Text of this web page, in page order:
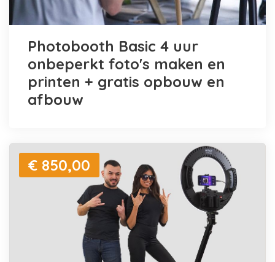
Photobooth Basic 4 uur
onbeperkt foto's maken en
printen + gratis opbouw en
afbouw
€ 850,00